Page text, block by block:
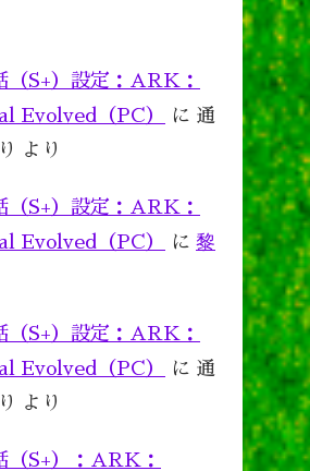
（S+）設定：ARK：
Evolved（PC）
に 通
より
（S+）設定：ARK：
Evolved（PC）
に 黎
（S+）設定：ARK：
Evolved（PC）
に 通
より
（S+）：ARK：